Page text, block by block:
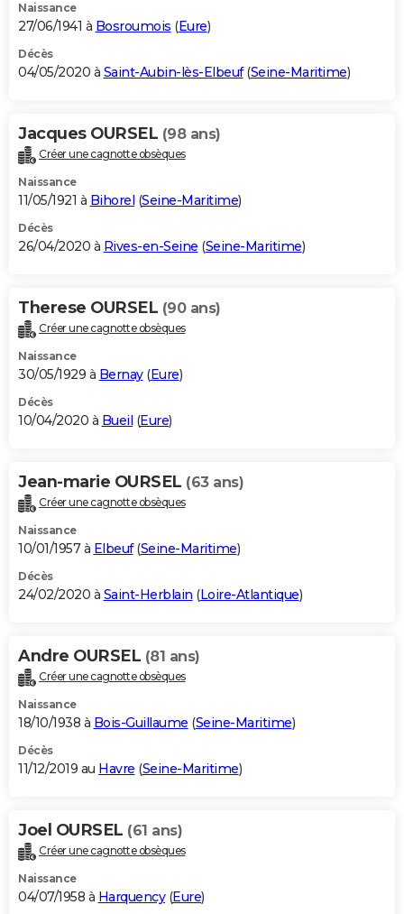
Naissance
27/06/1941 à Bosroumois (Eure)
Décès
04/05/2020 à Saint-Aubin-lès-Elbeuf(Seine-Maritime)
Jacques OURSEL (98 ans)
Créer une cagnotte obsèques
Naissance
11/05/1921 à Bihorel (Seine-Maritime)
Décès
26/04/2020 à Rives-en-Seine (Seine-Maritime)
Therese OURSEL (90 ans)
Créer une cagnotte obsèques
Naissance
30/05/1929 à Bernay(Eure)
Décès
10/04/2020 à Bueil (Eure)
Jean-marie OURSEL (63 ans)
Créer une cagnotte obsèques
Naissance
10/01/1957 à Elbeuf(Seine-Maritime)
Décès
24/02/2020 à Saint-Herblain (Loire-Atlantique)
Andre OURSEL (81 ans)
Créer une cagnotte obsèques
Naissance
18/10/1938 à Bois-Guillaume (Seine-Maritime)
Décès
11/12/2019 au Havre (Seine-Maritime)
Joel OURSEL (61 ans)
Créer une cagnotte obsèques
Naissance
04/07/1958 à Harquency(Eure)